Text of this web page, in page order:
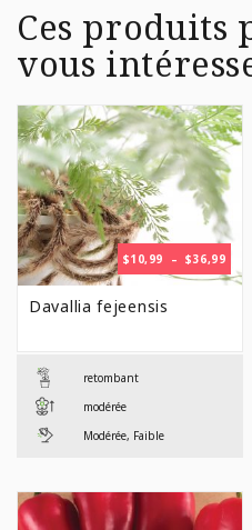
Ces produits
vous
$10,99 – $36,99
DE
Davallia fejeensis
retombant
modérée
Modérée, Faible